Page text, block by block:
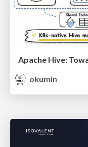
Apache Hive:
okumin